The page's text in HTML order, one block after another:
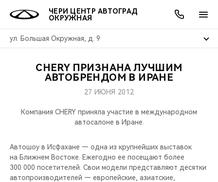
ЧЕРИ ЦЕНТР АВТОГРАД
ОКРУЖНАЯ
ул. Большая Окружная, д. 9
МОДЕЛИ
СЕДАНЫ
ПОКУПАТЕЛЯМ
КРЕДИТ И СТРАХОВАНИЕ
ВЛАДЕЛЬЦАМ
ЗАПЧАСТИ И АКСЕССУАРЫ
ПОДДЕРЖКА
CHERY CONNECT
МИР CHERY
CHERY В СОЦСЕТЯХ
ЛЮДИ CHERY
АКЦИИ
ОНЛАЙН СЕРВИСЫ
О КОМПАНИИ
CHERY ПРИЗНАНА ЛУЧШИМ
АВТОБРЕНДОМ В ИРАНЕ
27 ИЮНЯ 2012
Компания CHERY приняла участие в международном
автосалоне в Иране.
Автошоу в Исфахане — одна из крупнейших выставок
на Ближнем Востоке. Ежегодно ее посещают более
300 000 посетителей. Свои модели представляют десятки
автопроизводителей — европейские, азиатские,